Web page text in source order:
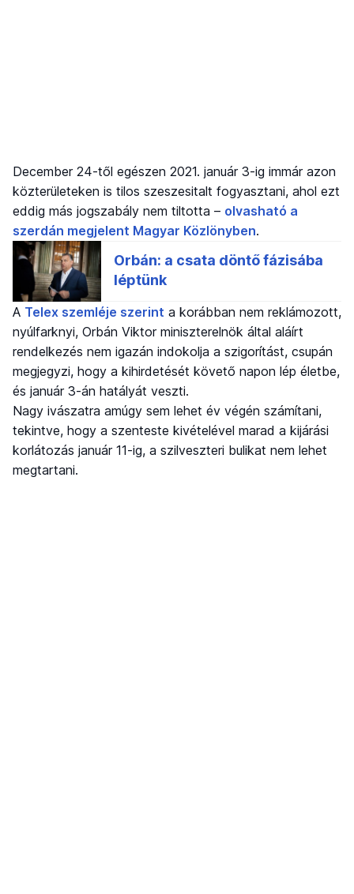
December 24-től egészen 2021. január 3-ig immár azon
közterületeken is tilos szeszesitalt fogyasztani, ahol ezt
eddig más jogszabály nem tiltotta – olvasható a
szerdán megjelent Magyar Közlönyben.
A Telex szemléje szerint a korábban nem reklámozott,
nyúlfarknyi, Orbán Viktor miniszterelnök által aláírt
rendelkezés nem igazán indokolja a szigorítást, csupán
megjegyzi, hogy a kihirdetését követő napon lép életbe,
és január 3-án hatályát veszti.
Nagy ivászatra amúgy sem lehet év végén számítani,
tekintve, hogy a szenteste kivételével marad a kijárási
korlátozás január 11-ig, a szilveszteri bulikat nem lehet
megtartani.